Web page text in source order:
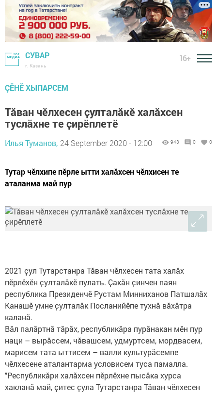
СУВАР
г. Казань
16+
ÇӖНӖ ХЫПАРСЕМ
Тӑван чӗлхесен ҫулталӑкӗ халӑхсен
туслӑхне те ҫирӗплетӗ
Илья Туманов, 24 September 2020 - 12:00 943 0 0
Тутар чӗлхипе пӗрле ытти халӑхсен чӗлхисен те
аталанма май пур
2021 ҫул Тутарстанра Тӑван чӗлхесен тата халӑх
пӗрлӗхӗн ҫулталӑкӗ пулать. Ҫакӑн ҫинчен паян
республика Президенчӗ Рустам Минниханов Патшалӑх
Канашӗ умне ҫулталӑк Посланийӗпе тухнӑ вӑхӑтра
каланӑ.
Вӑл палӑртнӑ тӑрӑх, республикӑра пурӑнакан мӗн пур
наци – вырӑссем, чӑвашсем, удмуртсем, мордвасем,
марисем тата ыттисем – валли культурӑсемпе
чӗлхесене аталантарма условисем туса памалла.
"Республикӑри халӑхсен пӗрлӗхне пысӑка хурса
хакланӑ май, ҫитес ҫула Тутарстанра Тӑван чӗлхесен